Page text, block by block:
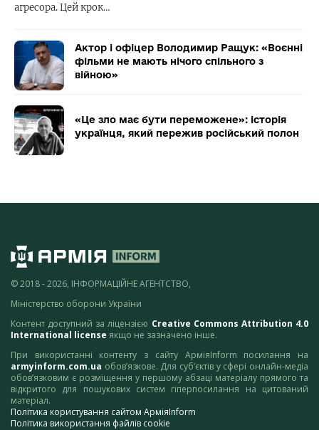
агресора. Цей крок…
Актор і офіцер Володимир Ращук: «Воєнні
фільми не мають нічого спільного з
війною»
«Це зло має бути переможене»: історія
українця, який пережив російський полон
© 2018 - 2026, ІНФОРМАЦІЙНЕ АГЕНТСТВО,
Міністерство оборони України
Контент доступний за ліцензією Creative Commons Attribution 4.0
International license якщо не зазначено інше.
При використанні контенту з сайту АрміяInform посилання на
armyinform.com.ua обов’язкове. Для суб’єктів у сфері онлайн-медіа
обов’язковим є розміщення у першому абзаці матеріалу прямого та
відкритого для пошукових систем гіперпосилання на цитований
матеріал.
Політика користування сайтом АрміяInform
Політика використання файлів cookie